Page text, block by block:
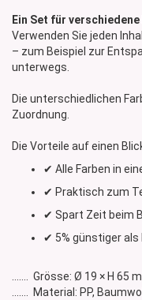
Ein Set für
Verwenden Sie jeden
– zum Beispiel zur
unterwegs.
Die unterschiedlichen
Zuordnung.
Die Vorteile auf einen
✔ Alle Farben in
✔ Praktisch zum
✔ Spart Zeit beim
✔ 5% günstiger als
....... Grösse: Ø 19 × H 65
....... Material: PP,